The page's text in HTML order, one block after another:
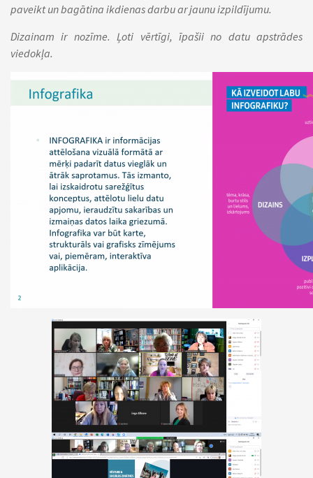
paveikt un bagātina ikdienas darbu ar jaunu izpildījumu.
Dizainam ir nozīme. Ļoti vērtīgi, īpašii no datu apstrādes
viedokļa.